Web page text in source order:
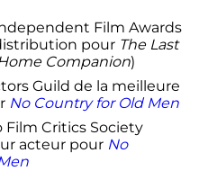
Film Awards
pour The Last
Companion)
Guild de la meilleure
No Country for Old Men
Film Critics Society
acteur pour No